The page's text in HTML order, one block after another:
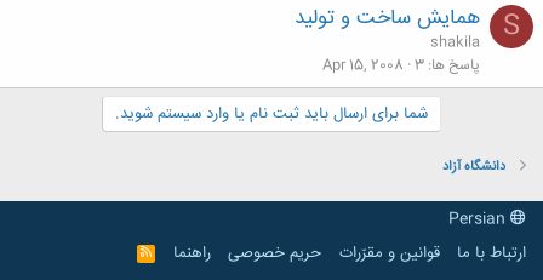
S همایش ساخت و تولید
shakila
پاسخ ها 3
Apr 15, 2008
شما برای ارسال باید ثبت نام یا وارد سیستم شوید.
دانشگاه آزاد
ارتباط با ما
قوانین و مقرّرات حریم خصوصی راهنما
R
S